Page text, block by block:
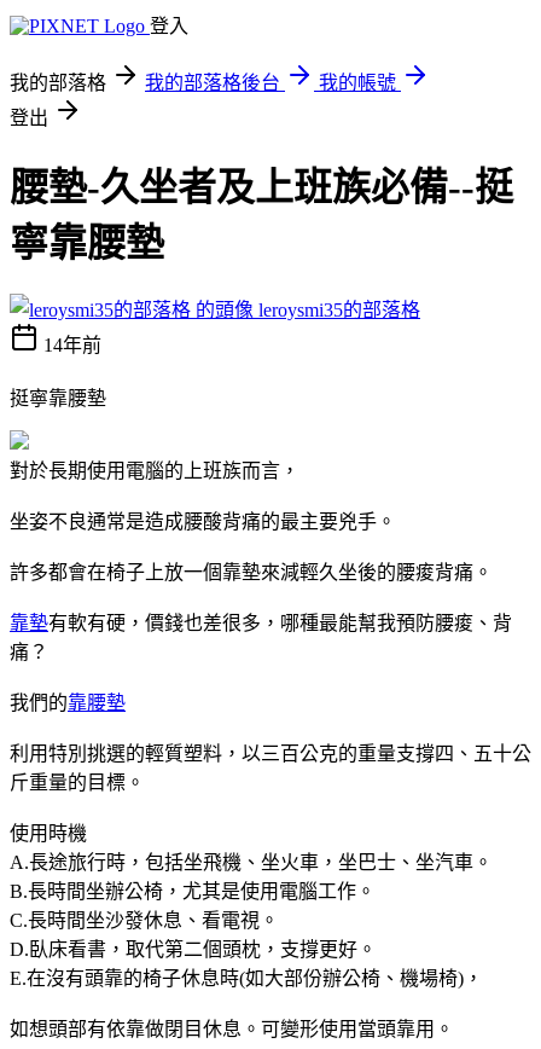
登入
我的部落格 我的部落格後台
我的帳號
登出
腰墊-久坐者及上班族必備--挺
寧靠腰墊
leroysmi35的部落格
14年前
挺寧靠腰墊
對於長期使用電腦的上班族而言，
坐姿不良通常是造成腰酸背痛的最主要兇手。
許多都會在椅子上放一個靠墊來減輕久坐後的腰痠背痛。
靠墊有軟有硬，價錢也差很多，哪種最能幫我預防腰痠、背
痛？
我們的靠腰墊
利用特別挑選的輕質塑料，以三百公克的重量支撐四、五十公
斤重量的目標。
使用時機
A.長途旅行時，包括坐飛機、坐火車，坐巴士、坐汽車。
B.長時間坐辦公椅，尤其是使用電腦工作。
C.長時間坐沙發休息、看電視。
D.臥床看書，取代第二個頭枕，支撐更好。
E.在沒有頭靠的椅子休息時(如大部份辦公椅、機場椅)，
如想頭部有依靠做閉目休息。可變形使用當頭靠用。